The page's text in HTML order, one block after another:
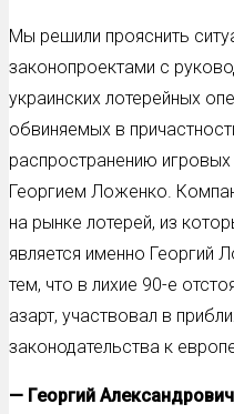
Мы решили прояснить
законопроектами с
украинских лотерейных
обвиняемых в
распространению
Георгием Ложенко.
на рынке лотерей, из
является именно Георгий
тем, что в лихие 90-е
азарт, участвовал в
законодательства к
— Георгий